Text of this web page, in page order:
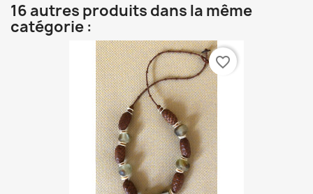
16 autres produits dans la même
catégorie :
favorite_border